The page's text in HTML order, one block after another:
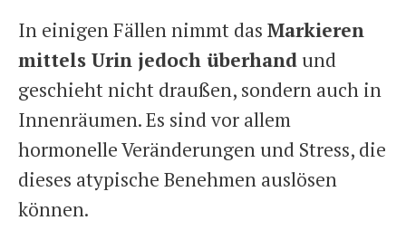
In einigen Fällen nimmt das Markieren
mittels Urin jedoch überhand und
geschieht nicht draußen, sondern auch in
Innenräumen. Es sind vor allem
hormonelle Veränderungen und Stress, die
dieses atypische Benehmen auslösen
können.